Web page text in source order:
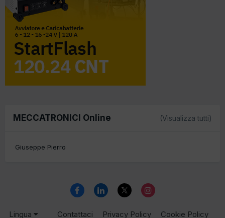
MECCATRONICI Online (Visualizza tutti)
Giuseppe Pierro
Lingua Contattaci Privacy Policy Cookie Policy